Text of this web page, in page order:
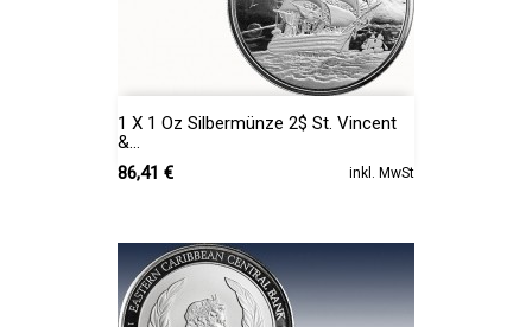
1 X 1 Oz Silbermünze 2$ St. Vincent
&...
Preis
86,41 € inkl. MwSt